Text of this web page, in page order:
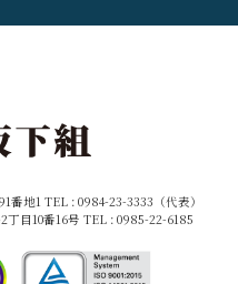
番地1 TEL : 0984-23-3333（代表）
丁目10番16号 TEL : 0985-22-6185